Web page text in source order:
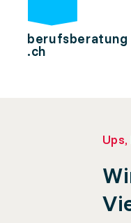
berufsberatung
.ch